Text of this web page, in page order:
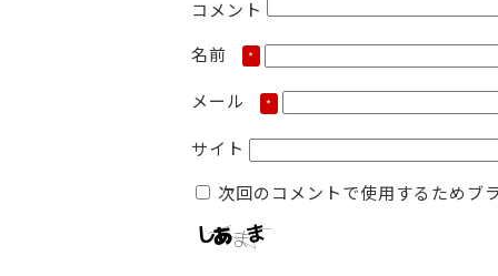
コメント
名前
*
メール *
サイト
次回のコメントで使用するためブ